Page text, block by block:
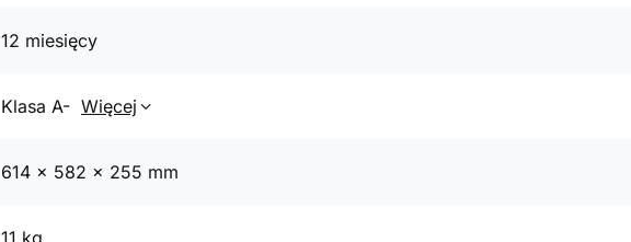
12 miesięcy
Klasa A- Więcej
614 x 582 x 255 mm